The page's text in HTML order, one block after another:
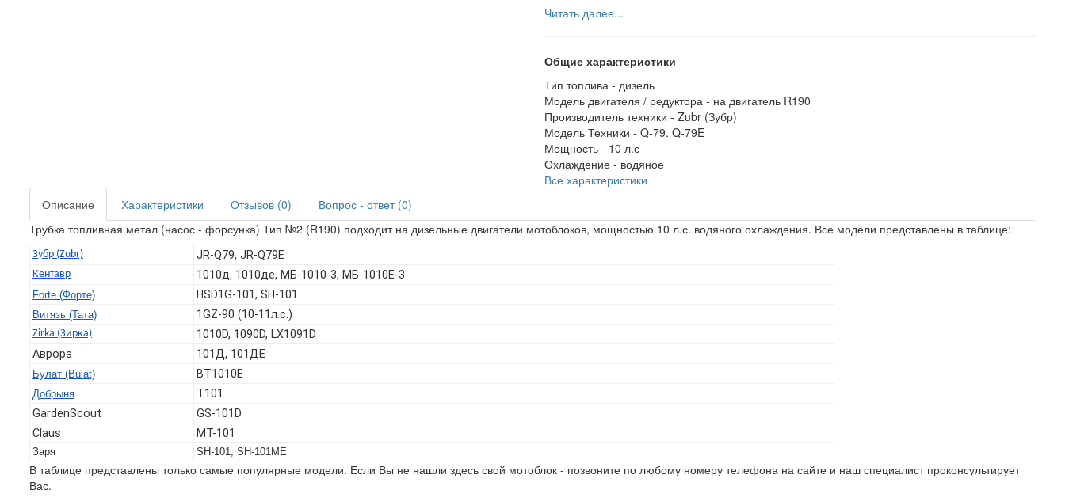
Читать далее...
Общие характеристики
Тип топлива - дизель
Модель двигателя / редуктора - на двигатель R190
Производитель техники - Zubr (Зубр)
Модель Техники - Q-79. Q-79E
Мощность - 10 л.с
Охлаждение - водяное
Все характеристики
Описание
Характеристики Отзывов (0)
Вопрос - ответ (0)
Трубка топливная метал (насос - форсунка) Тип №2 (R190) подходит на дизельные двигатели мотоблоков, мощностью 10 л.с. водяного охлаждения. Все модели представлены в таблице:
Зубр (Zubr) JR-Q79, JR-Q79E
Кентавр 1010д, 1010де, МБ-1010-3, МБ-1010Е-3
Forte (Форте) HSD1G-101, SH-101
Витязь (Тата) 1GZ-90 (10-11л.с.)
Zirka (Зирка)
1010D, 1090D, LX1091D
Аврора
101Д, 101ДЕ
Булат (Bulat) BT1010E
Добрыня
T101
GardenScout
GS-101D
Claus
MT-101
Заря SH-101, SH-101ME
В таблице представлены только самые популярные модели. Если Вы не нашли здесь свой мотоблок - позвоните по любому номеру телефона на сайте и наш специалист проконсультирует
Вас.